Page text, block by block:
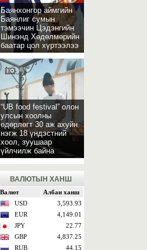
Баянхонгор аймгийн
Баянлиг сумын
тэмээчин Цэдэнгийн
Шинэнд Хөдөлмөрийн
баатар цол хүртээлээ
“UB food festival” олон
улсын хоолны
өдөрлөгт 30 аж ахуйн
нэгж 18 үндэстний
хоол, зуушаар
үйлчилж байна
ВАЛЮТЫН ХАНШ